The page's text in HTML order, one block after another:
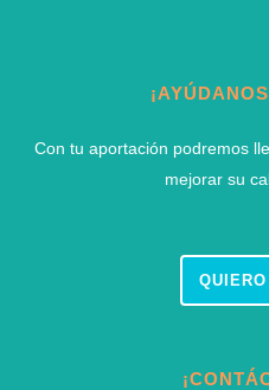
Con tu aportación podremos
mejorar su